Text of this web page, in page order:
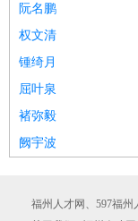
阮名鹏
权文清
锺绮月
屈叶泉
褚弥毅
阙宇波
福州人才网、597福州